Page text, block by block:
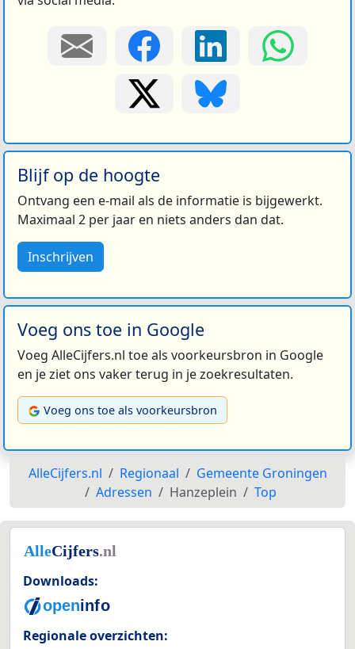
Blijf op de hoogte
Ontvang een e-mail als de informatie is bijgewerkt.
Maximaal 2 per jaar en niets anders dan dat.
Inschrijven
Voeg ons toe in Google
Voeg AlleCijfers.nl toe als voorkeursbron in Google
en je ziet ons vaker terug in je zoekresultaten.
Voeg ons toe als voorkeursbron
AlleCijfers.nl Regionaal
Gemeente Groningen
Adressen
Hanzeplein Top
Downloads:
Regionale overzichten: